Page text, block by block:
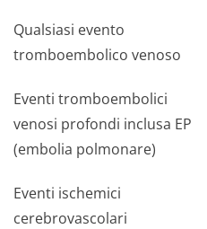
Qualsiasi evento
tromboembolico venoso
Eventi tromboembolici
venosi profondi inclusa EP
(embolia polmonare)
Eventi ischemici
cerebrovascolari